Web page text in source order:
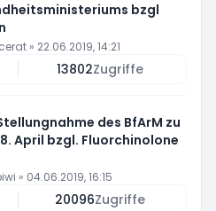
bzgl
» 22.06.2019, 14:21
13802Zugriffe
des BfArM zu
April bzgl. Fluorchinolone
» 04.06.2019, 16:15
20096Zugriffe